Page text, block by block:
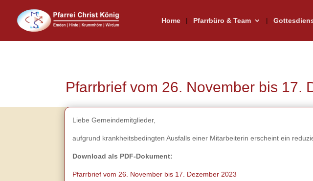
Home Pfarrbüro & Team
Pfarrbrief vom 26. November bis 17.
Liebe Gemeindemitglieder,
aufgrund krankheitsbedingten Ausfalls einer Mitarbeiterin erscheint ein
Download als PDF-Dokument:
Pfarrbrief vom 26. November bis 17. Dezember 2023